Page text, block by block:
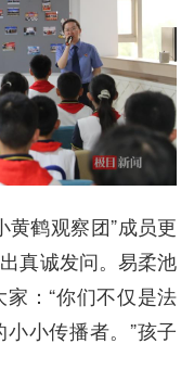
黄鹤观察团”成员更
真诚发问。易柔池
：“你们不仅是法
小传播者。”孩子